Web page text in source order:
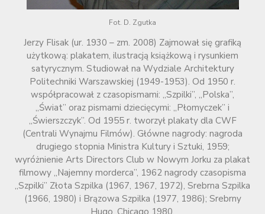
Fot. D. Zgutka
Jerzy Flisak (ur. 1930 – zm. 2008) Zajmował się grafiką
użytkową: plakatem, ilustracją książkową i rysunkiem
satyrycznym. Studiował na Wydziale Architektury
Politechniki Warszawskiej (1949-1953). Od 1950 r.
współpracował z czasopismami: „Szpilki”, „Polska”,
„Świat” oraz pismami dziecięcymi: „Płomyczek” i
„Świerszczyk”. Od 1955 r. tworzył plakaty dla CWF
(Centrali Wynajmu Filmów). Główne nagrody: nagroda
drugiego stopnia Ministra Kultury i Sztuki, 1959;
wyróżnienie Arts Directors Club w Nowym Jorku za plakat
filmowy „Najemny morderca”, 1962 nagrody czasopisma
„Szpilki” Złota Szpilka (1967, 1967, 1972), Srebrna Szpilka
(1966, 1980) i Brązowa Szpilka (1977, 1986); Srebrny
Hugo, Chicago 1980.